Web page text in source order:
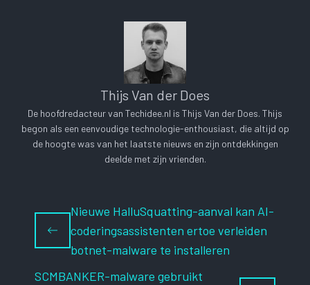
Thijs Van der Does
De hoofdredacteur van Techidee.nl is Thijs Van der Does. Thijs
begon als een eenvoudige technologie-enthousiast, die altijd op
de hoogte was van het laatste nieuws en zijn ontdekkingen
deelde met zijn vrienden.
Nieuwe HalluSquatting-aanval kan AI-
coderingsassistenten ertoe verleiden
botnet-malware te installeren
SCMBANKER-malware gebruikt